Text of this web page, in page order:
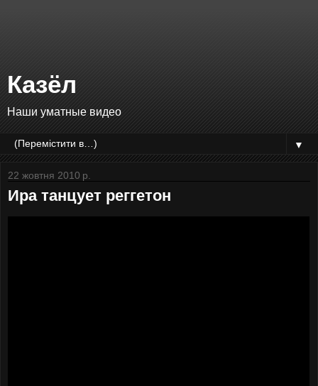
Казёл
Наши уматные видео
▼
22 жовтня 2010 р.
Ира танцует реггетон